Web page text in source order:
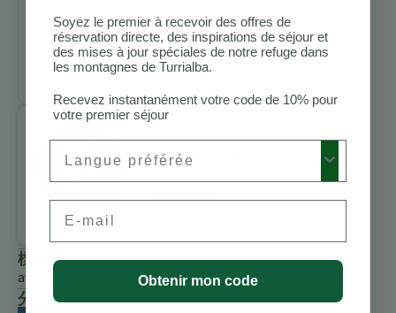
d’observation
des oiseaux au
Costa Rica
Charbonneau,
CFA
標籤
aves
分享此故事：
Soyez le premier à recevoir des offres de
réservation directe, des inspirations de séjour et
des mises à jour spéciales de notre refuge dans
les montagnes de Turrialba.
Recevez instantanément votre code de 10% pour
votre premier séjour
Obtenir mon code